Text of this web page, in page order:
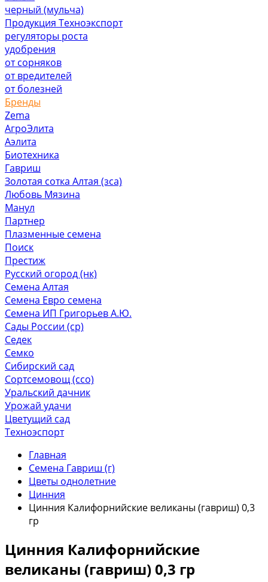
черный (мульча)
Продукция Техноэкспорт
регуляторы роста
удобрения
от сорняков
от вредителей
от болезней
Бренды
Zema
АгроЭлита
Аэлита
Биотехника
Гавриш
Золотая сотка Алтая (зса)
Любовь Мязина
Манул
Партнер
Плазменные семена
Поиск
Престиж
Русский огород (нк)
Семена Алтая
Семена Евро семена
Семена ИП Григорьев А.Ю.
Сады России (ср)
Седек
Семко
Сибирский сад
Сортсемовощ (ссо)
Уральский дачник
Урожай удачи
Цветущий сад
Техноэспорт
Главная
Семена Гавриш (г)
Цветы однолетние
Цинния
Цинния Калифорнийские великаны (гавриш) 0,3
гр
Цинния Калифорнийские
великаны (гавриш) 0,3 гр